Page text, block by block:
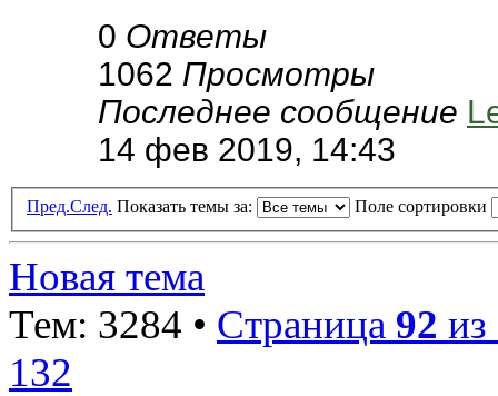
0 Ответы
1062 Просмотры
Последнее сообщение
14 фев 2019, 14:43
Пред.След. Показать темы за: Поле сортировки
Новая тема
Тем: 3284 • Страница 92 из
132